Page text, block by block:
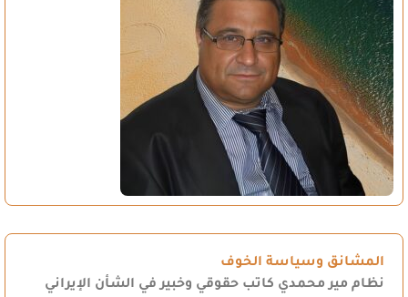
المشانق وسياسة الخوف
نظام مير محمدي كاتب حقوقي وخبير في الشأن الإيراني